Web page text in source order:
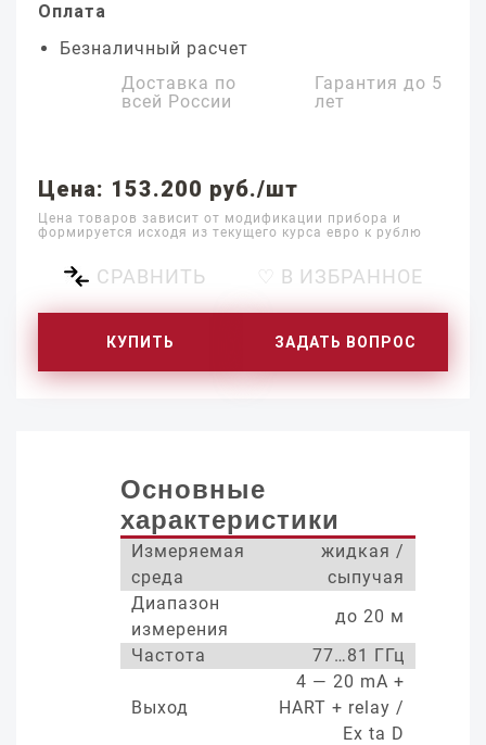
Оплата
Безналичный расчет
Доставка по
всей России
Гарантия до 5
лет
Цена: 153.200 руб./шт
Цена товаров зависит от модификации прибора и
формируется исходя из текущего курса евро к рублю
СРАВНИТЬ ♡ В ИЗБРАННОЕ
КУПИТЬ ЗАДАТЬ ВОПРОС
Основные
характеристики
Измеряемая
среда
жидкая /
сыпучая
Диапазон
измерения
до 20 м
Частота
77…81 ГГц
Выход
4 — 20 mA +
HART + relay /
Ex ta D